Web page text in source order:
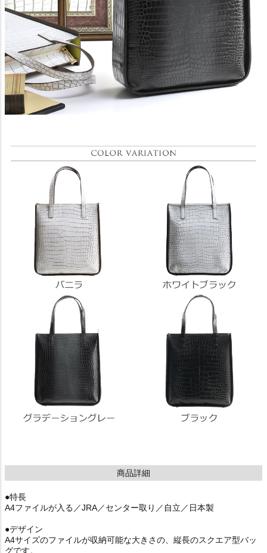
商品詳細
●特長
A4ファイルが入る／JRA／センター取り／自立／日本製
●デザイン
A4サイズのファイルが収納可能な大きさの、縦長のスクエア型バッ
グです。